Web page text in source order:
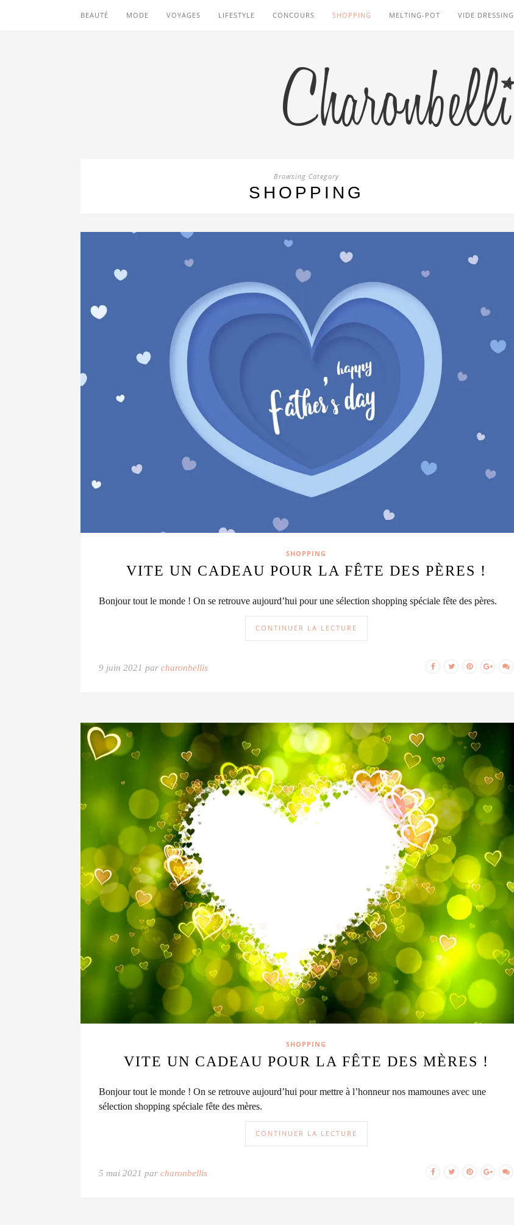
BEAUTÉ MODE VOYAGES LIFESTYLE CONCOURS SHOPPING MELTING-POT VIDE DRESSING
Browsing Category
SHOPPING
SHOPPING
VITE UN CADEAU POUR LA FÊTE DES PÈRES !
Bonjour tout le monde ! On se retrouve aujourd’hui pour une sélection shopping spéciale fête des pères.
CONTINUER LA LECTURE
9 juin 2021 par charonbellis
SHOPPING
VITE UN CADEAU POUR LA FÊTE DES MÈRES !
Bonjour tout le monde ! On se retrouve aujourd’hui pour mettre à l’honneur nos mamounes avec une
sélection shopping spéciale fête des mères.
CONTINUER LA LECTURE
5 mai 2021 par charonbellis